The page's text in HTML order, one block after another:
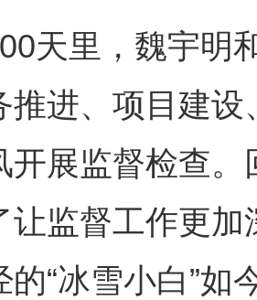
里，魏宇明和
推进、项目建
开展监督检查
让监督工作更
“冰雪小白”如